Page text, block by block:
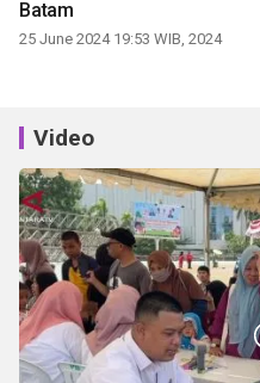
Batam
25 June 2024 19:53 WIB, 2024
Video